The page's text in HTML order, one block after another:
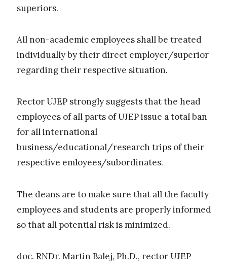
superiors.
All non-academic employees shall be treated
individually by their direct employer/superior
regarding their respective situation.
Rector UJEP strongly suggests that the head
employees of all parts of UJEP issue a total ban
for all international
business/educational/research trips of their
respective emloyees/subordinates.
The deans are to make sure that all the faculty
employees and students are properly informed
so that all potential risk is minimized.
doc. RNDr. Martin Balej, Ph.D., rector UJEP